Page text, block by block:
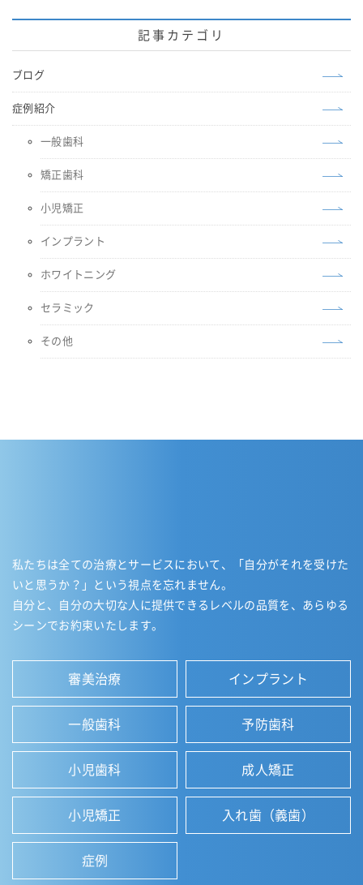
記事カテゴリ
ブログ
症例紹介
一般歯科
矯正歯科
小児矯正
インプラント
ホワイトニング
セラミック
その他
私たちは全ての治療とサービスにおいて、「自分がそれを受けた
いと思うか？」という視点を忘れません。
自分と、自分の大切な人に提供できるレベルの品質を、あらゆる
シーンでお約束いたします。
審美治療 インプラント
一般歯科 予防歯科
小児歯科 成人矯正
小児矯正 入れ歯（義歯）
症例